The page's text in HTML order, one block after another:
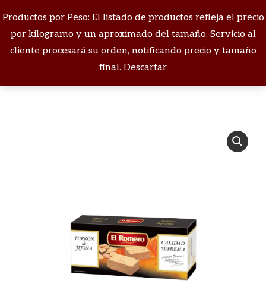
Productos por Peso: El listado de productos refleja el precio
por kilogramo y un aproximado del tamaño. Servicio al
cliente procesará su orden, notificando precio y tamaño
final. Descartar
Buscar:
Estás aquí: